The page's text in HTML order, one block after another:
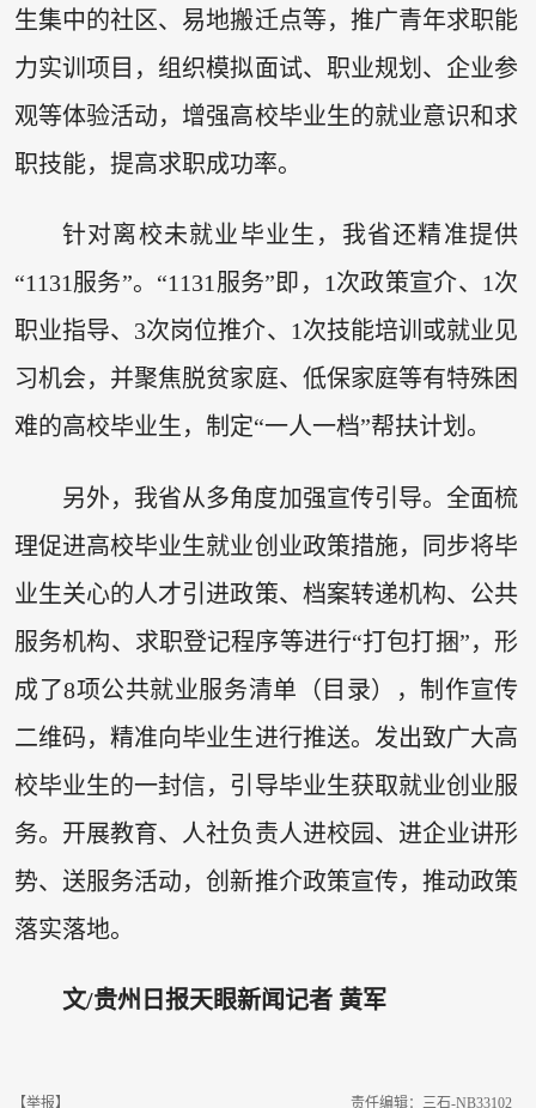
生集中的社区、易地搬迁点等，推广青年求职能
力实训项目，组织模拟面试、职业规划、企业参
观等体验活动，增强高校毕业生的就业意识和求
职技能，提高求职成功率。
针对离校未就业毕业生，我省还精准提供
“1131服务”。“1131服务”即，1次政策宣介、1次
职业指导、3次岗位推介、1次技能培训或就业见
习机会，并聚焦脱贫家庭、低保家庭等有特殊困
难的高校毕业生，制定“一人一档”帮扶计划。
另外，我省从多角度加强宣传引导。全面梳
理促进高校毕业生就业创业政策措施，同步将毕
业生关心的人才引进政策、档案转递机构、公共
服务机构、求职登记程序等进行“打包打捆”，形
成了8项公共就业服务清单（目录），制作宣传
二维码，精准向毕业生进行推送。发出致广大高
校毕业生的一封信，引导毕业生获取就业创业服
务。开展教育、人社负责人进校园、进企业讲形
势、送服务活动，创新推介政策宣传，推动政策
落实落地。
文/贵州日报天眼新闻记者 黄军
【举报】 责任编辑：三石-NB33102